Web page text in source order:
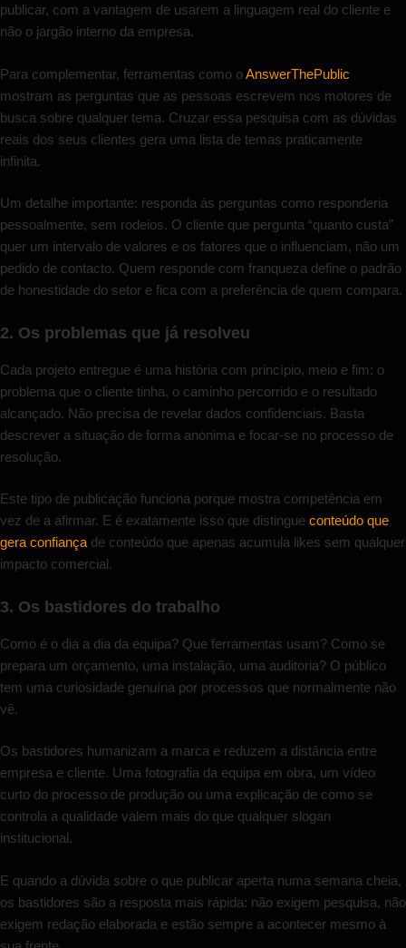
publicar, com a vantagem de usarem a linguagem real do cliente e
não o jargão interno da empresa.
Para complementar, ferramentas como oAnswerThePublic
mostram as perguntas que as pessoas escrevem nos motores de
busca sobre qualquer tema. Cruzar essa pesquisa com as dúvidas
reais dos seus clientes gera uma lista de temas praticamente
infinita.
Um detalhe importante: responda às perguntas como responderia
pessoalmente, sem rodeios. O cliente que pergunta “quanto custa”
quer um intervalo de valores e os fatores que o influenciam, não um
pedido de contacto. Quem responde com franqueza define o padrão
de honestidade do setor e fica com a preferência de quem compara.
2. Os problemas que já resolveu
Cada projeto entregue é uma história com princípio, meio e fim: o
problema que o cliente tinha, o caminho percorrido e o resultado
alcançado. Não precisa de revelar dados confidenciais. Basta
descrever a situação de forma anónima e focar-se no processo de
resolução.
Este tipo de publicação funciona porque mostra competência em
vez de a afirmar. E é exatamente isso que distingue conteúdo que
gera confiança de conteúdo que apenas acumula likes sem qualquer
impacto comercial.
3. Os bastidores do trabalho
Como é o dia a dia da equipa? Que ferramentas usam? Como se
prepara um orçamento, uma instalação, uma auditoria? O público
tem uma curiosidade genuína por processos que normalmente não
vê.
Os bastidores humanizam a marca e reduzem a distância entre
empresa e cliente. Uma fotografia da equipa em obra, um vídeo
curto do processo de produção ou uma explicação de como se
controla a qualidade valem mais do que qualquer slogan
institucional.
E quando a dúvida sobre o que publicar aperta numa semana cheia,
os bastidores são a resposta mais rápida: não exigem pesquisa, não
exigem redação elaborada e estão sempre a acontecer mesmo à